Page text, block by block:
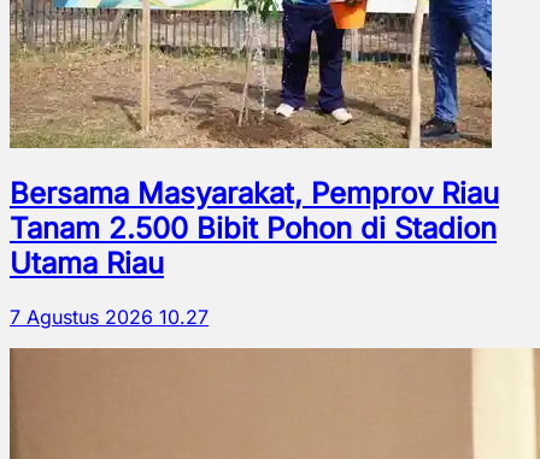
Bersama Masyarakat, Pemprov Riau
Tanam 2.500 Bibit Pohon di Stadion
Utama Riau
7 Agustus 2026 10.27